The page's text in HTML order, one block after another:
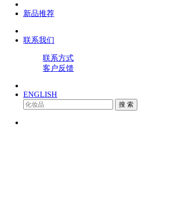
新品推荐
联系我们
联系方式
客户反馈
ENGLISH